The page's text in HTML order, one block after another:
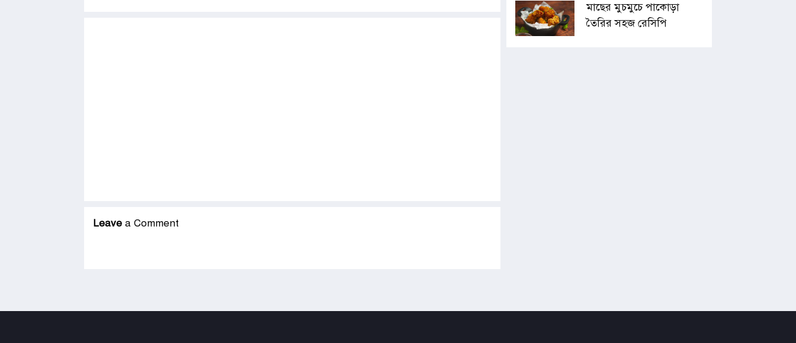
Leave a Comment
মাছের মুচমুচে পাকোড়া
তৈরির সহজ রেসিপি